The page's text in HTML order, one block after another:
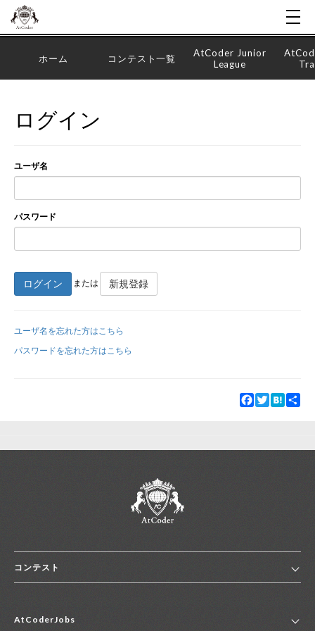
新規登録
ホーム コンテスト一覧
AtCoder Junior
League
ログイン
ユーザ名
パスワード
ログイン または 新規登録
ユーザ名を忘れた方はこちら
パスワードを忘れた方はこちら
Facebook
TwitterHatena
コンテスト
コンテスト一覧
AtCoderJobs